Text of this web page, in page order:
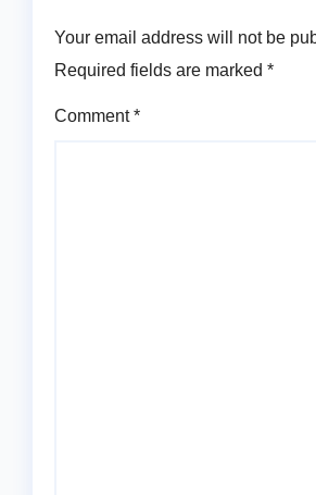
Your email address will not be
Required fields are marked *
Comment*